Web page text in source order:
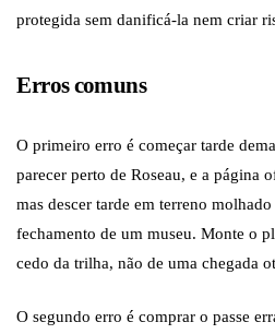
protegida sem danificá-la nem criar
Erros comuns
O primeiro erro é começar tarde
parecer perto de Roseau, e a página
mas descer tarde em terreno
fechamento de um museu. Monte o
cedo da trilha, não de uma chegada
O segundo erro é comprar o passe